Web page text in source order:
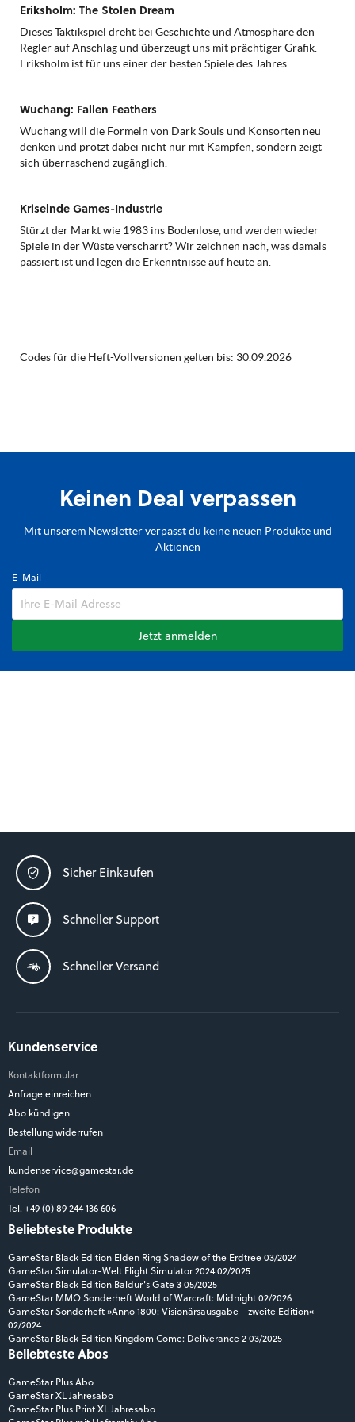
Eriksholm: The Stolen Dream
Dieses Taktikspiel dreht bei Geschichte und Atmosphäre den
Regler auf Anschlag und überzeugt uns mit prächtiger Grafik.
Eriksholm ist für uns einer der besten Spiele des Jahres.
Wuchang: Fallen Feathers
Wuchang will die Formeln von Dark Souls und Konsorten neu
denken und protzt dabei nicht nur mit Kämpfen, sondern zeigt
sich überraschend zugänglich.
Kriselnde Games-Industrie
Stürzt der Markt wie 1983 ins Bodenlose, und werden wieder
Spiele in der Wüste verscharrt? Wir zeichnen nach, was damals
passiert ist und legen die Erkenntnisse auf heute an.
Codes für die Heft-Vollversionen gelten bis: 30.09.2026
Keinen Deal verpassen
Mit unserem Newsletter verpasst du keine neuen Produkte und
Aktionen
E-Mail
Jetzt anmelden
Sicher Einkaufen
Schneller Support
Schneller Versand
Kundenservice
Kontaktformular
Anfrage einreichen
Abo kündigen
Bestellung widerrufen
Email
kundenservice@gamestar.de
Telefon
Tel. +49 (0) 89 244 136 606
Beliebteste Produkte
GameStar Black Edition Elden Ring Shadow of the Erdtree 03/2024
GameStar Simulator-Welt Flight Simulator 2024 02/2025
GameStar Black Edition Baldur's Gate 3 05/2025
GameStar MMO Sonderheft World of Warcraft: Midnight 02/2026
GameStar Sonderheft »Anno 1800: Visionärsausgabe - zweite Edition«
02/2024
GameStar Black Edition Kingdom Come: Deliverance 2 03/2025
Beliebteste Abos
GameStar Plus Abo
GameStar XL Jahresabo
GameStar Plus Print XL Jahresabo